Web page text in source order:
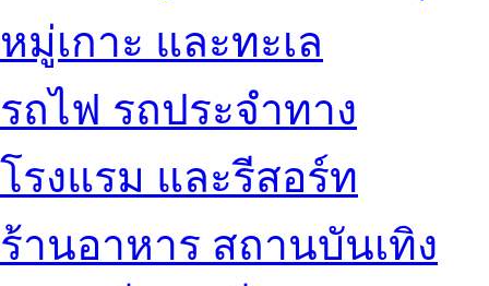
หมู่เกาะ และทะเล
รถไฟ รถประจำทาง
โรงแรม และรีสอร์ท
ร้านอาหาร สถานบันเทิง